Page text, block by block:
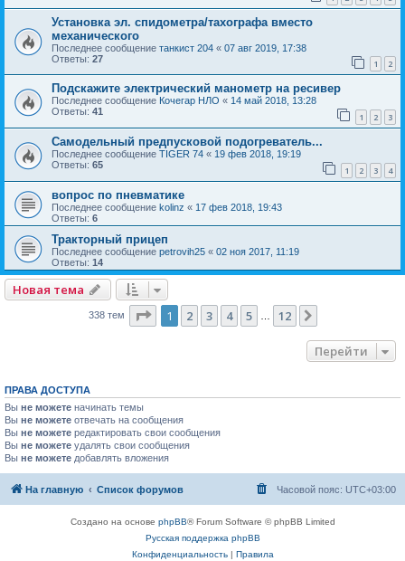
Установка эл. спидометра/тахографа вместо
механического
Последнее сообщение танкист 204 « 07 авг 2019, 17:38
Ответы: 27 1 2
Подскажите электрический манометр на ресивер
Последнее сообщение Кочегар НЛО « 14 май 2018, 13:28
Ответы: 41 1 2 3
Самодельный предпусковой подогреватель...
Последнее сообщение TIGER 74 « 19 фев 2018, 19:19
Ответы: 65 1 2 3 4
вопрос по пневматике
Последнее сообщение kolinz « 17 фев 2018, 19:43
Ответы: 6
Тракторный прицеп
Последнее сообщение petrovih25 « 02 ноя 2017, 11:19
Ответы: 14
Новая тема
338 тем Страница из 12
1 2 3 4 5 12
Перейти
ПРАВА ДОСТУПА
Вы не можете начинать темы
Вы не можете отвечать на сообщения
Вы не можете редактировать свои сообщения
Вы не можете удалять свои сообщения
Вы не можете добавлять вложения
На главную Список форумов Часовой пояс: UTC+03:00
Создано на основе phpBB® Forum Software © phpBB Limited
Русская поддержка phpBB
Конфиденциальность| Правила